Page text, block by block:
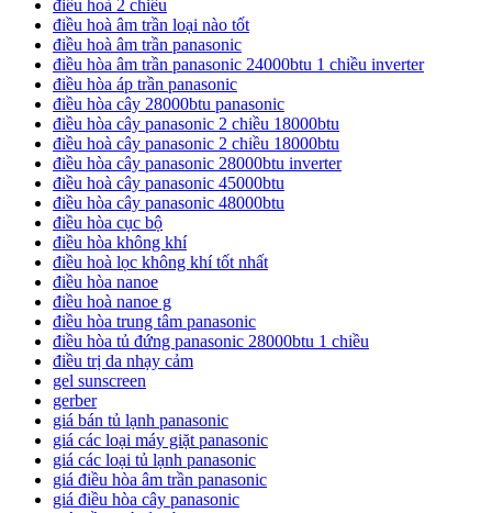
điều hoà 2 chiều
điều hoà âm trần loại nào tốt
điều hoà âm trần panasonic
điều hòa âm trần panasonic 24000btu 1 chiều inverter
điều hòa áp trần panasonic
điều hòa cây 28000btu panasonic
điều hòa cây panasonic 2 chiều 18000btu
điều hoà cây panasonic 2 chiều 18000btu
điều hòa cây panasonic 28000btu inverter
điều hoà cây panasonic 45000btu
điều hòa cây panasonic 48000btu
điều hòa cục bộ
điều hòa không khí
điều hoà lọc không khí tốt nhất
điều hòa nanoe
điều hoà nanoe g
điều hòa trung tâm panasonic
điều hòa tủ đứng panasonic 28000btu 1 chiều
điều trị da nhạy cảm
gel sunscreen
gerber
giá bán tủ lạnh panasonic
giá các loại máy giặt panasonic
giá các loại tủ lạnh panasonic
giá điều hòa âm trần panasonic
giá điều hòa cây panasonic